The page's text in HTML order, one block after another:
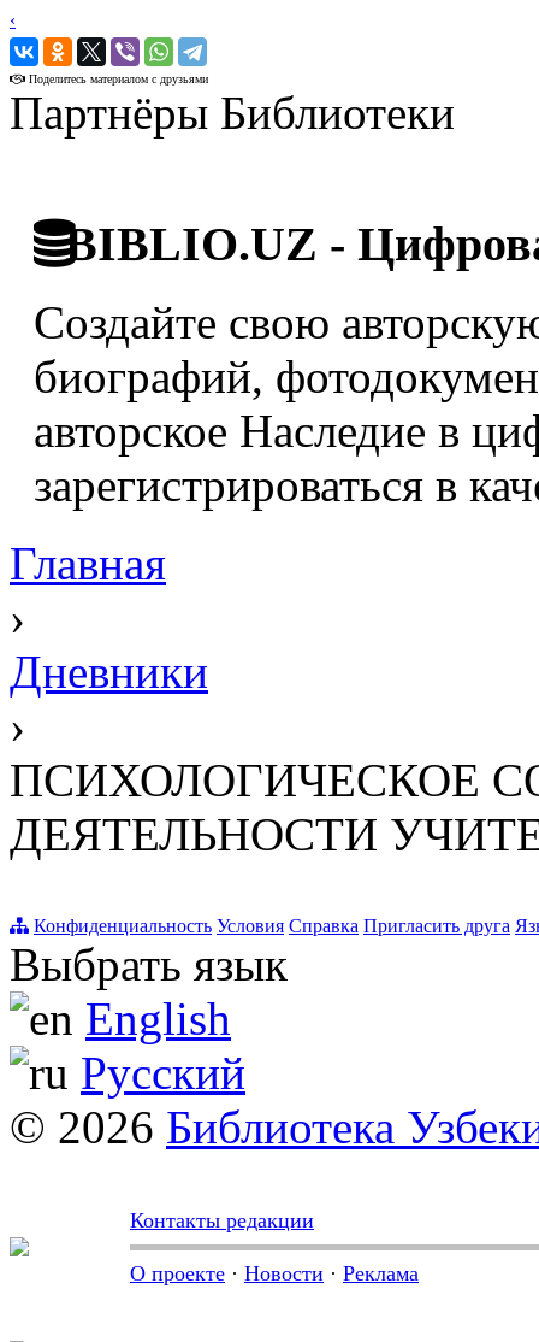
‹
›
Поделитесь материалом с друзьями
Партнёры Библиотеки
BIBLIO.UZ -
Создайте свою
биографий,
авторское Наследие в
зарегистрироваться в
Главная
›
Дневники
›
ПСИХОЛОГИЧЕСКОЕ
ДЕЯТЕЛЬНОСТИ
Конфиденциальность Условия Справка Пригласить друга
Выбрать язык
English
Русский
© 2026 Библиотека
Контакты редакции
О проекте · Новости · Реклама